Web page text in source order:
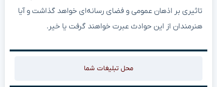
تاثیری بر اذهان عمومی و فضای رسانه‌ای خواهد گذاشت و آیا
هنرمندان از این حوادث عبرت خواهند گرفت یا خیر.
محل تبلیغات شما